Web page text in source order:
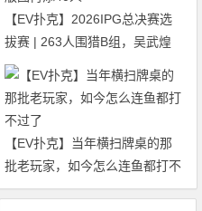
【EV扑克】2026IPG总决赛选
拔赛 | 263人围猎B组，吴武煌
54.4万领跑，主赛第一轮晋级版
【EV扑克】当年横扫牌桌的那
批老玩家，如今怎么连鱼都打不
过了